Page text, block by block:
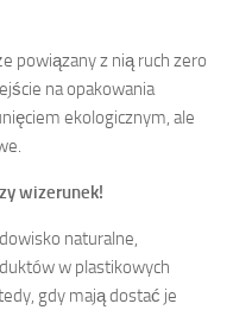
powiązany z nią ruch zero
na opakowania
ekologicznym, ale
wizerunek!
naturalne,
w plastikowych
gdy mają dostać je